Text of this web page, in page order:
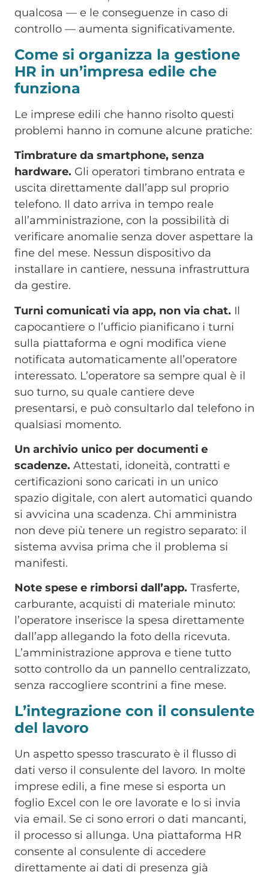
qualcosa — e le conseguenze in caso di
controllo — aumenta significativamente.
Come si organizza la gestione
HR in un’impresa edile che
funziona
Le imprese edili che hanno risolto questi
problemi hanno in comune alcune pratiche:
Timbrature da smartphone, senza
hardware. Gli operatori timbrano entrata e
uscita direttamente dall’app sul proprio
telefono. Il dato arriva in tempo reale
all’amministrazione, con la possibilità di
verificare anomalie senza dover aspettare la
fine del mese. Nessun dispositivo da
installare in cantiere, nessuna infrastruttura
da gestire.
Turni comunicati via app, non via chat. Il
capocantiere o l’ufficio pianificano i turni
sulla piattaforma e ogni modifica viene
notificata automaticamente all’operatore
interessato. L’operatore sa sempre qual è il
suo turno, su quale cantiere deve
presentarsi, e può consultarlo dal telefono in
qualsiasi momento.
Un archivio unico per documenti e
scadenze. Attestati, idoneità, contratti e
certificazioni sono caricati in un unico
spazio digitale, con alert automatici quando
si avvicina una scadenza. Chi amministra
non deve più tenere un registro separato: il
sistema avvisa prima che il problema si
manifesti.
Note spese e rimborsi dall’app. Trasferte,
carburante, acquisti di materiale minuto:
l’operatore inserisce la spesa direttamente
dall’app allegando la foto della ricevuta.
L’amministrazione approva e tiene tutto
sotto controllo da un pannello centralizzato,
senza raccogliere scontrini a fine mese.
L’integrazione con il consulente
del lavoro
Un aspetto spesso trascurato è il flusso di
dati verso il consulente del lavoro. In molte
imprese edili, a fine mese si esporta un
foglio Excel con le ore lavorate e lo si invia
via email. Se ci sono errori o dati mancanti,
il processo si allunga. Una piattaforma HR
consente al consulente di accedere
direttamente ai dati di presenza già